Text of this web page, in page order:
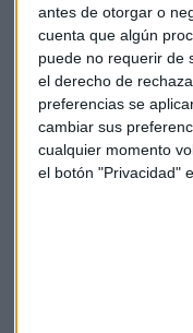
antes de otorgar o
cuenta que algún
puede no requerir de
el derecho de
preferencias se
cambiar sus
cualquier momento
el botón "Privacidad"
CaixaBankestima que
afectado a Valencia en
de 2024 será de una o